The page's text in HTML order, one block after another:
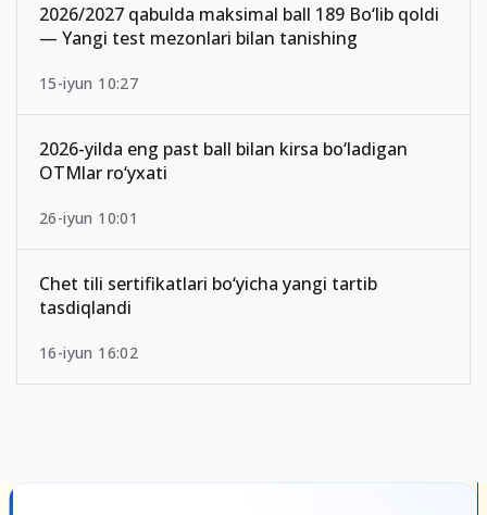
2026/2027 qabulda maksimal ball 189 Bo‘lib qoldi
— Yangi test mezonlari bilan tanishing
15-iyun 10:27
2026-yilda eng past ball bilan kirsa bo‘ladigan
OTMlar ro‘yxati
26-iyun 10:01
Chet tili sertifikatlari bo‘yicha yangi tartib
tasdiqlandi
16-iyun 16:02